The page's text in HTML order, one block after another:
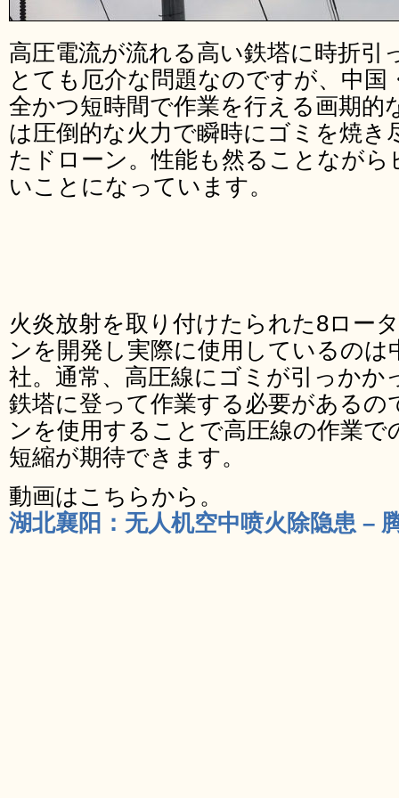
高圧電流が流れる高い鉄塔に時折引
とても厄介な問題なのですが、中国
全かつ短時間で作業を行える画期的
は圧倒的な火力で瞬時にゴミを焼き
たドローン。性能も然ることなが
いことになっています。
火炎放射を取り付けたられた8ロー
ンを開発し実際に使用しているのは
社。通常、高圧線にゴミが引っかか
鉄塔に登って作業する必要があるの
ンを使用することで高圧線の作業で
短縮が期待できます。
動画はこちらから。
湖北襄阳：无人机空中喷火除隐患 –